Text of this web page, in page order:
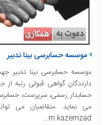
موسسه حسابرسی بینا تدبیر
موسسه حسابرسی بینا تدبیر
دارندگان گواهی قبولی رتبه از
حسابدار رسمی، سرپرست،
می نماید. متقاضیان می
m.kazemzad...